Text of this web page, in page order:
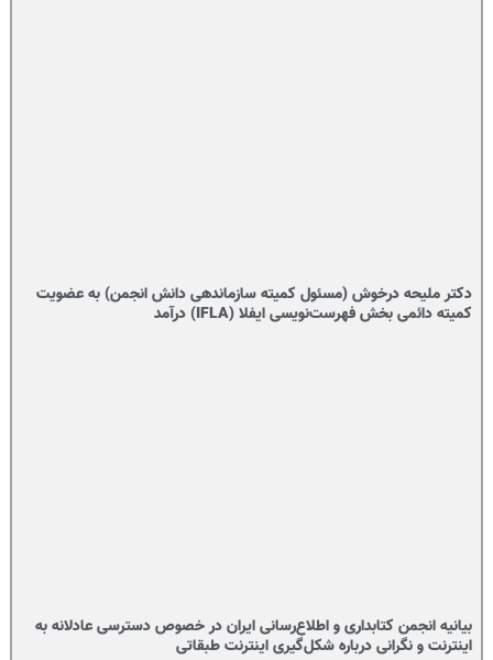
دکتر ملیحه درخوش (مسئول کمیته سازماندهی دانش انجمن) به عضویت
کمیته دائمی بخش فهرست‌نویسی ایفلا (IFLA) درآمد
بیانیه انجمن کتابداری و اطلاع‌رسانی ایران در خصوص دسترسی عادلانه به
اینترنت و نگرانی درباره شکل‌گیری اینترنت طبقاتی